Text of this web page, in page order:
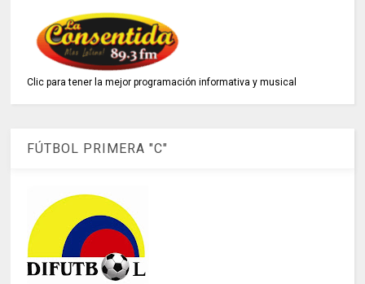
Clic para tener la mejor programación informativa y musical
FÚTBOL PRIMERA "C"